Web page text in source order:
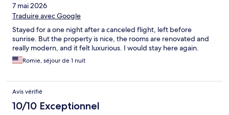
7 mai 2026
Traduire avec Google
Stayed for a one night after a canceled flight, left before
sunrise. But the property is nice, the rooms are renovated and
really modern, and it felt luxurious. I would stay here again.
Romie, séjour de 1 nuit
Avis vérifié
10/10 Exceptionnel